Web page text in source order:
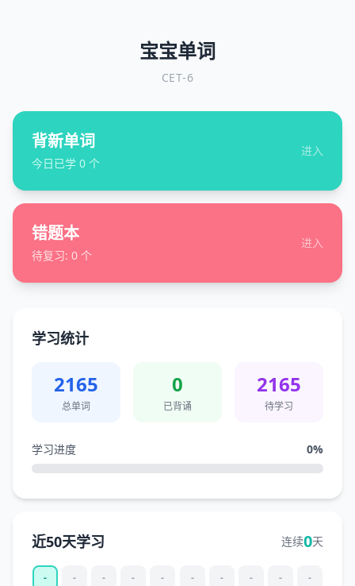
宝宝单词
CET-6
背新单词
今日已学 0 个
进入
错题本
待复习: 0 个
进入
学习统计
2165
总单词
0
已背诵
2165
待学习
学习进度 0%
近50天学习 连续0天
- - - - - - - - - -